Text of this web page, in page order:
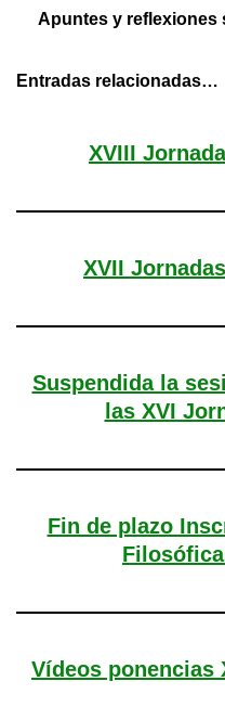
Apuntes y reflexiones
Entradas relacionadas…
XVIII
XVII
Suspendida la
las XVI
Fin de plazo
Vídeos ponencias